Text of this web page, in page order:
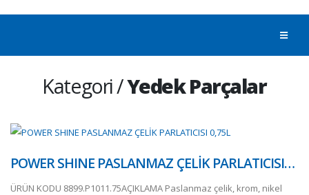
Kategori /Yedek Parçalar
POWER SHINE PASLANMAZ ÇELİK PARLATICISI…
ÜRÜN KODU 8899.P1011.75AÇIKLAMA Paslanmaz çelik, krom, nikel